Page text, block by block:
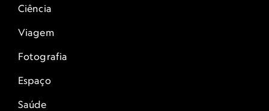
Ciência
Viagem
Fotografia
Espaço
Saúde